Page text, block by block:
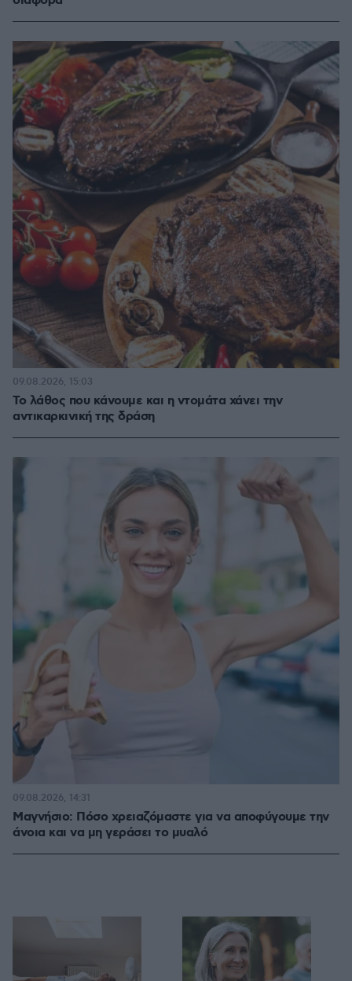
Το λάθος που κάνουμε και η ντομάτα χάνει την
αντικαρκινική της δράση
09.08.2026, 15:03
Μαγνήσιο: Πόσο χρειαζόμαστε για να αποφύγουμε την
άνοια και να μη γεράσει το μυαλό
09.08.2026, 14:31